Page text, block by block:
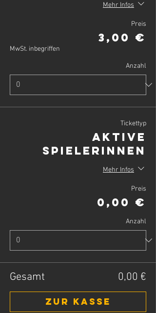
Mehr Infos
Preis
3,00 €
MwSt. inbegriffen
Anzahl
Tickettyp
Aktive
SpielerInnen
Mehr Infos
Preis
0,00 €
Anzahl
Gesamt 0,00 €
Zur Kasse